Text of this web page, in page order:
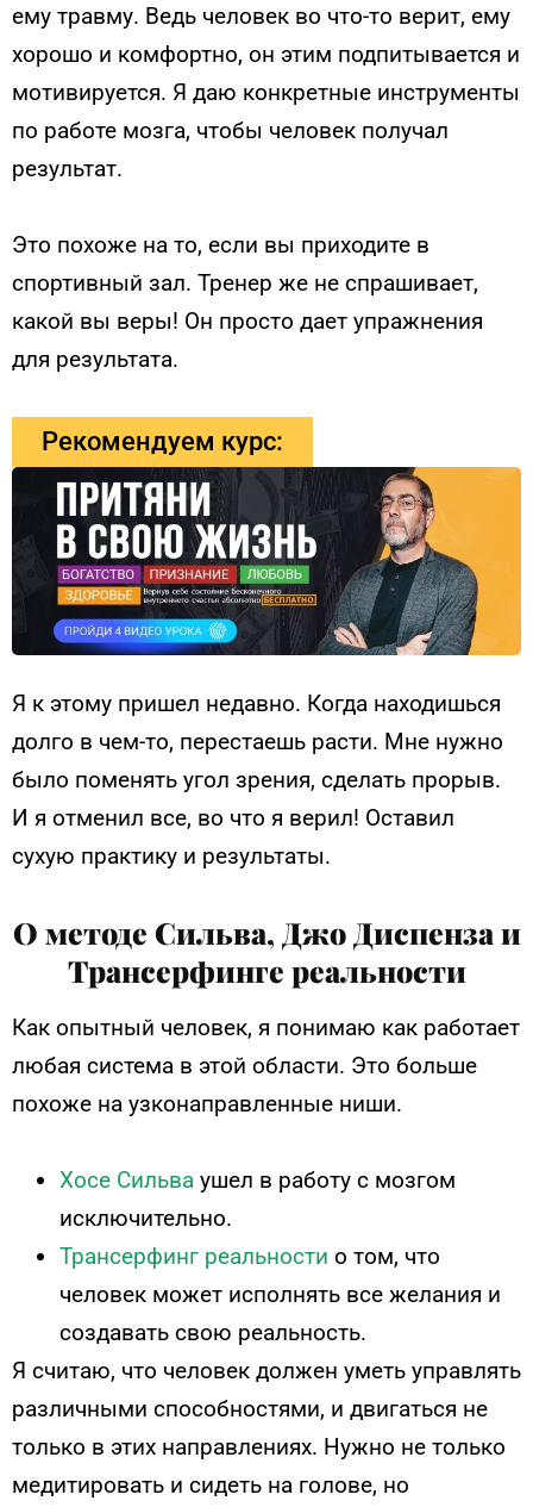
ему травму. Ведь человек во что-то верит, ему
хорошо и комфортно, он этим подпитывается и
мотивируется. Я даю конкретные инструменты
по работе мозга, чтобы человек получал
результат.
Это похоже на то, если вы приходите в
спортивный зал. Тренер же не спрашивает,
какой вы веры! Он просто дает упражнения
для результата.
Рекомендуем курс:
Я к этому пришел недавно. Когда находишься
долго в чем-то, перестаешь расти. Мне нужно
было поменять угол зрения, сделать прорыв.
И я отменил все, во что я верил! Оставил
сухую практику и результаты.
О методе Сильва, Джо Диспенза и
Трансерфинге реальности
Как опытный человек, я понимаю как работает
любая система в этой области. Это больше
похоже на узконаправленные ниши.
Хосе Сильва ушел в работу с мозгом
исключительно.
Трансерфинг реальности о том, что
человек может исполнять все желания и
создавать свою реальность.
Я считаю, что человек должен уметь управлять
различными способностями, и двигаться не
только в этих направлениях. Нужно не только
медитировать и сидеть на голове, но